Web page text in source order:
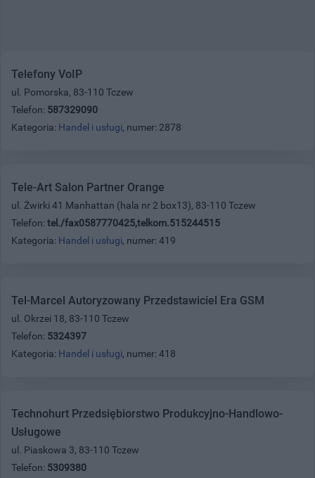
Telefony VoIP
ul. Pomorska, 83-110 Tczew
Telefon: 587329090
Kategoria: Handel i usługi, numer: 2878
Tele-Art Salon Partner Orange
ul. Żwirki 41 Manhattan (hala nr 2 box13), 83-110 Tczew
Telefon: tel./fax0587770425,telkom.515244515
Kategoria: Handel i usługi, numer: 419
Tel-Marcel Autoryzowany Przedstawiciel Era GSM
ul. Okrzei 18, 83-110 Tczew
Telefon: 5324397
Kategoria: Handel i usługi, numer: 418
Technohurt Przedsiębiorstwo Produkcyjno-Handlowo-
Usługowe
ul. Piaskowa 3, 83-110 Tczew
Telefon: 5309380